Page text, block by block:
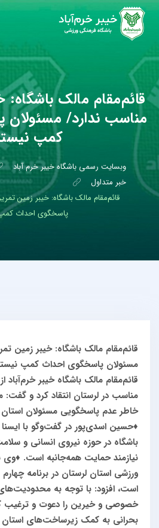
قائم‌مقام مالک باشگاه:
مناسب ندارد/
کمپ
وبسایت رسمی باشگاه خیبر خرم آباد
خبر متداول
قائم‌مقام مالک باشگاه: خیبر زمین
پاسخگوی احداث
قائم‌مقام مالک باشگاه: خیبر زمین
مسئولان پاسخگوی احداث کمپ
قائم‌مقام مالک باشگاه خیبر خرم‌آباد
مناسب در لرستان انتقاد کرد و
خاطر عدم پاسخگویی مسئولان
♦️حسین اسدی‌پور در گفت‌وگو با ایسنا
باشگاه در حوزه نیروی انسانی و
نیازمند حمایت همه‌جانبه است. ♦️وی
ورزشی استان لرستان در برنامه
است، افزود: با توجه به
خصوصی و خیرین را دعوت و ترغیب
بحرانی به کمک زیرساخت‌های استان